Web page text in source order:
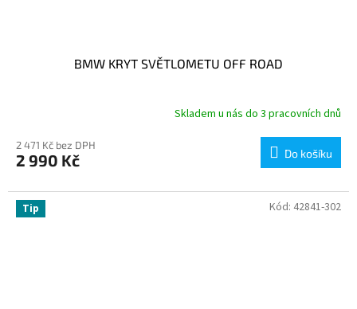
BMW KRYT SVĚTLOMETU OFF ROAD
Skladem u nás do 3 pracovních dnů
2 471 Kč bez DPH
2 990 Kč Do košíku
Tip Kód: 42841-302